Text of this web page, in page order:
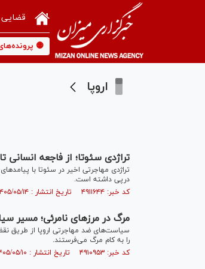
قضایی
🟡
اروپا
تراژدی سئوتا؛ از فاجعه
تراژدی مهاجرتی اخیر در سئوتا با
درپی داشته است.
کد خبر: ۴۹۱۱۶۴۴ تاریخ انتشار : ۱۴۰۵/۰۵/۱۴
مرگ در مرز‌های نامرئی؛ مسیر
سیاست‌های ضد مهاجرتی اروپا از طریق
را به کام مرگ می‌فرستند.
کد خبر: ۴۹۱۰۹۵۳ تاریخ انتشار : ۱۴۰۵/۰۵/۱۰